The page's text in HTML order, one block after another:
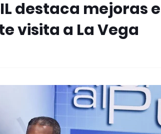
destaca mejoras
visita a La Vega